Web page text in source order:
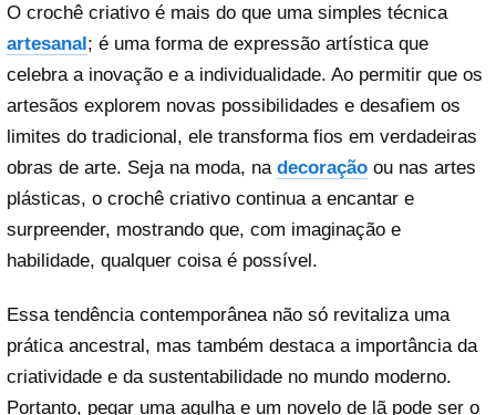
O crochê criativo é mais do que uma simples técnica
artesanal; é uma forma de expressão artística que
celebra a inovação e a individualidade. Ao permitir que os
artesãos explorem novas possibilidades e desafiem os
limites do tradicional, ele transforma fios em verdadeiras
obras de arte. Seja na moda, na decoração ou nas artes
plásticas, o crochê criativo continua a encantar e
surpreender, mostrando que, com imaginação e
habilidade, qualquer coisa é possível.
Essa tendência contemporânea não só revitaliza uma
prática ancestral, mas também destaca a importância da
criatividade e da sustentabilidade no mundo moderno.
Portanto, pegar uma agulha e um novelo de lã pode ser o